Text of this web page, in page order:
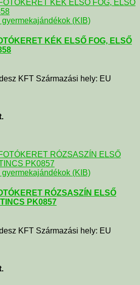
(KIB)
KÉK ELSŐ FOG, ELSŐ
KFT Származási hely: EU
(KIB)
RÓZSASZÍN ELSŐ
PK0857
KFT Származási hely: EU